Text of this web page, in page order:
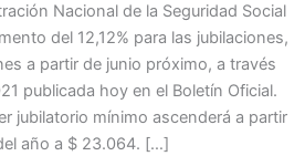
Nacional de la Seguridad Social
del 12,12% para las jubilaciones,
a partir de junio próximo, a través
publicada hoy en el Boletín Oficial.
jubilatorio mínimo ascenderá a partir
año a $ 23.064. […]